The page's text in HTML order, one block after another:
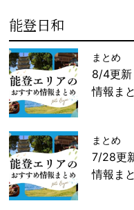
能登日和
まとめ
8/4更新
情報ま
まとめ
7/28更
情報ま